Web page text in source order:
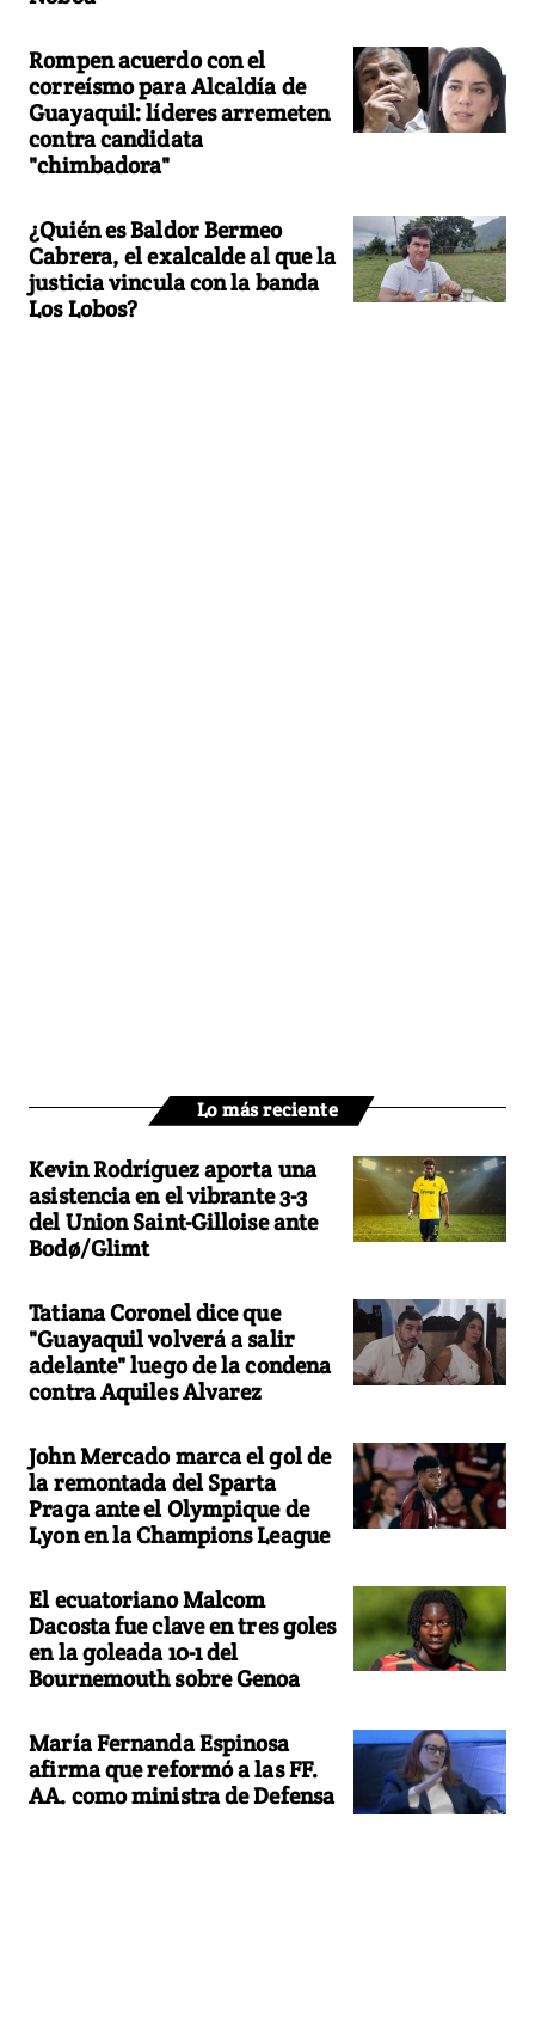
Rompen acuerdo con el
correísmo para Alcaldía de
Guayaquil: líderes arremeten
contra candidata
"chimbadora"
¿Quién es Baldor Bermeo
Cabrera, el exalcalde al que la
justicia vincula con la banda
Los Lobos?
Lo más reciente
Kevin Rodríguez aporta una
asistencia en el vibrante 3-3
del Union Saint-Gilloise ante
Bodø/Glimt
Tatiana Coronel dice que
"Guayaquil volverá a salir
adelante" luego de la condena
contra Aquiles Alvarez
John Mercado marca el gol de
la remontada del Sparta
Praga ante el Olympique de
Lyon en la Champions League
El ecuatoriano Malcom
Dacosta fue clave en tres goles
en la goleada 10-1 del
Bournemouth sobre Genoa
María Fernanda Espinosa
afirma que reformó a las FF.
AA. como ministra de Defensa